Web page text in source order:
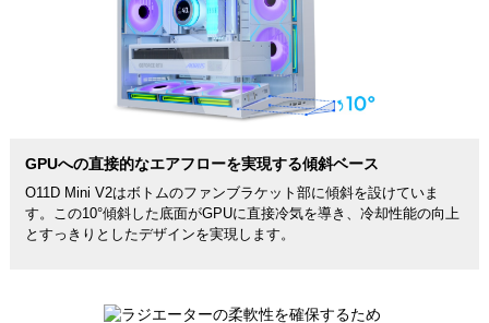
GPUへの直接的なエアフローを実現する傾斜ベース
O11D Mini V2はボトムのファンブラケット部に傾斜を設けていま
す。この10°傾斜した底面がGPUに直接冷気を導き、冷却性能の向上
とすっきりとしたデザインを実現します。